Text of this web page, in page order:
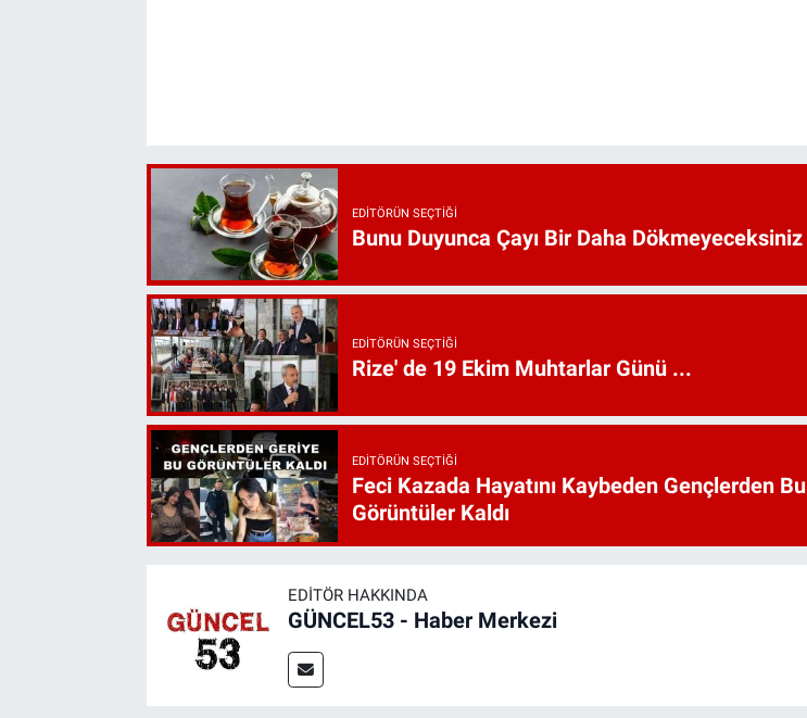
EDITÖRÜN SEÇTIĞI
Bunu Duyunca Çayı Bir Daha Dökmeyeceksiniz
EDITÖRÜN SEÇTIĞI
Rize' de 19 Ekim Muhtarlar Günü ...
EDITÖRÜN SEÇTIĞI
Feci Kazada Hayatını Kaybeden Gençlerden Bu
Görüntüler Kaldı
EDITÖR HAKKINDA
GÜNCEL53 - Haber Merkezi